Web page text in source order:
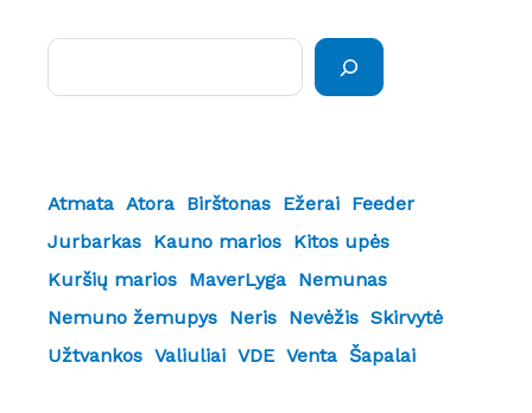
Atmata Atora Birštonas Ežerai Feeder
Jurbarkas Kauno marios Kitos upės
Kuršių marios MaverLyga Nemunas
Nemuno žemupys Neris Nevėžis Skirvytė
Užtvankos Valiuliai VDE Venta Šapalai